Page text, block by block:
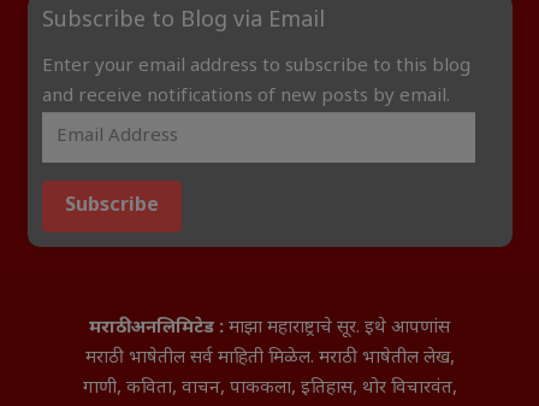
Subscribe to Blog via Email
Enter your email address to subscribe to this blog
and receive notifications of new posts by email.
Subscribe
मराठी अनलिमिटेड : माझा महाराष्ट्राचे सूर. इथे आपणांस
मराठी भाषेतील सर्व माहिती मिळेल. मराठी भाषेतील लेख,
गाणी, कविता, वाचन, पाककला, इतिहास, थोर विचारवंत,